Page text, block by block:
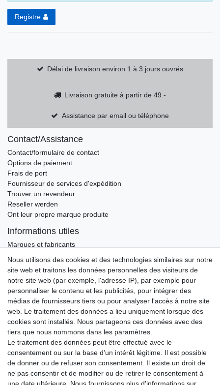
Registre
Délai de livraison environ 1 à 3 jours ouvrés
Livraison gratuite à partir de 49.-
Assistance par email ou téléphone
Contact/Assistance
Contact/formulaire de contact
Options de paiement
Frais de port
Fournisseur de services d'expédition
Trouver un revendeur
Reseller werden
Ont leur propre marque produite
Informations utiles
Marques et fabricants
ADRESSE E-MAIL **
Ceres::Template.newsletterHoneypotLabel
Par la présente, je confirme avoir lu la Déclaration de confidentialité
. Je peux
rétracter mon consentement à tout moment.**
S’abonner
** Il s’agit d’un champ obligatoire.
Ceres::Template.newsletterUnsubscribeHoneypotLabel
Nous utilisons des cookies et des technologies similaires sur notre
site web et traitons les données personnelles des visiteurs de
notre site web (par exemple, l'adresse IP), par exemple pour
personnaliser le contenu et les publicités, pour intégrer des
médias de fournisseurs tiers ou pour analyser l'accès à notre site
web. Le traitement des données a lieu uniquement lorsque des
cookies sont installés. Nous partageons ces données avec des
tiers que nous nommons dans les paramètres.
Le traitement des données peut être effectué avec le
consentement ou sur la base d'un intérêt légitime. Il est possible
de donner ou de refuser son consentement. Il existe un droit de
ne pas consentir et de modifier ou de retirer le consentement à